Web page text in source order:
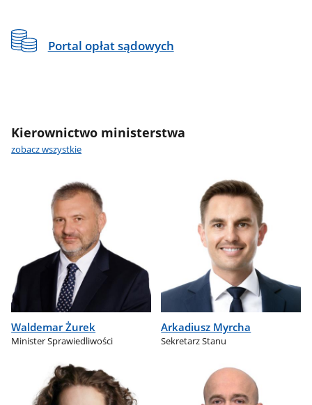
Portal opłat sądowych
Kierownictwo ministerstwa
zobacz wszystkie
Waldemar Żurek
Minister Sprawiedliwości
Arkadiusz Myrcha
Sekretarz Stanu